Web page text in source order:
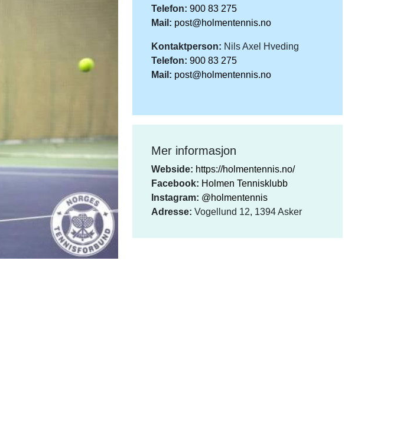
Telefon: 900 83 275
Mail: post@holmentennis.no
Kontaktperson: Nils Axel Hveding
Telefon: 900 83 275
Mail: post@holmentennis.no
Mer informasjon
Webside: https://holmentennis.no/
Facebook: Holmen Tennisklubb
Instagram: @holmentennis
Adresse: Vogellund 12, 1394 Asker